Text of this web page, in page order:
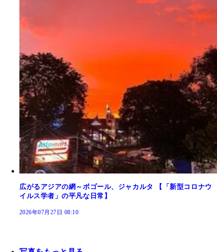
広がるアジアの網～ボゴール、ジャカルタ 【「新型コロナウ
イルス学者」の平凡な日常】
2026年07月27日 08:10